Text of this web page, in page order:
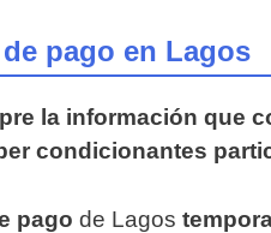
pago en Lagos
la información que
condicionantes
pago de Lagos